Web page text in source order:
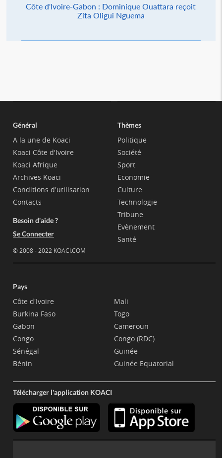
Côte d'Ivoire-Gabon : Dominique Ouattara reçoit
Zita Oligui Nguema
Général
A la une de Koaci
Koaci Côte d'Ivoire
Koaci Afrique
Archives Koaci
Conditions d'utilisation
Contacts
Besoin d'aide ?
Se Connecter
© 2008 - 2022 KOACI.COM
Thèmes
Politique
Société
Sport
Economie
Culture
Technologie
Tribune
Evènement
Santé
Pays
Côte d'Ivoire
Burkina Faso
Gabon
Congo
Sénégal
Bénin
Mali
Togo
Cameroun
Congo (RDC)
Guinée
Guinée Equatorial
Télécharger l'application KOACI